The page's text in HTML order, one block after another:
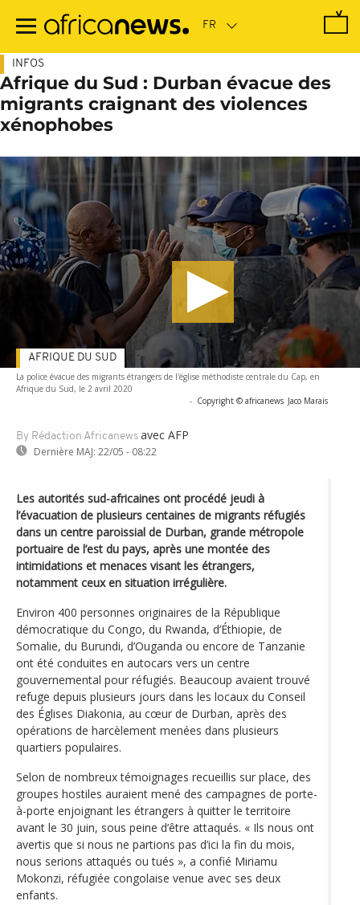
contenu
INFOS
Afrique du Sud : Durban évacue des
migrants craignant des violences
xénophobes
La police évacue des migrants étrangers de l'église méthodiste centrale du Cap, en
Afrique du Sud, le 2 avril 2020
- Copyright © africanews Jaco Marais
By Rédaction Africanews avec AFP
Dernière MAJ: 22/05 - 08:22
AFRIQUE DU SUD
Les autorités sud-africaines ont procédé jeudi à
l’évacuation de plusieurs centaines de migrants réfugiés
dans un centre paroissial de Durban, grande métropole
portuaire de l’est du pays, après une montée des
intimidations et menaces visant les étrangers,
notamment ceux en situation irrégulière.
Environ 400 personnes originaires de la République
démocratique du Congo, du Rwanda, d’Éthiopie, de
Somalie, du Burundi, d’Ouganda ou encore de Tanzanie
ont été conduites en autocars vers un centre
gouvernemental pour réfugiés. Beaucoup avaient trouvé
refuge depuis plusieurs jours dans les locaux du Conseil
des Églises Diakonia, au cœur de Durban, après des
opérations de harcèlement menées dans plusieurs
quartiers populaires.
Selon de nombreux témoignages recueillis sur place, des
groupes hostiles auraient mené des campagnes de porte-
à-porte enjoignant les étrangers à quitter le territoire
avant le 30 juin, sous peine d’être attaqués. « Ils nous ont
avertis que si nous ne partions pas d’ici la fin du mois,
nous serions attaqués ou tués », a confié Miriamu
Mokonzi, réfugiée congolaise venue avec ses deux
enfants.